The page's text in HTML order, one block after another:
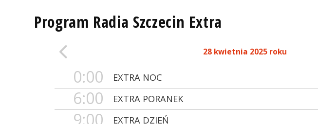
Program Radia Szczecin Extra
28 kwietnia 2025 roku
0:00 EXTRA NOC
6:00 EXTRA PORANEK
9:00 EXTRA DZIEŃ